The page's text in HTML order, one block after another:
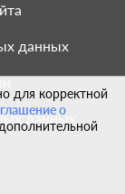
для корректной
о
данных
данных